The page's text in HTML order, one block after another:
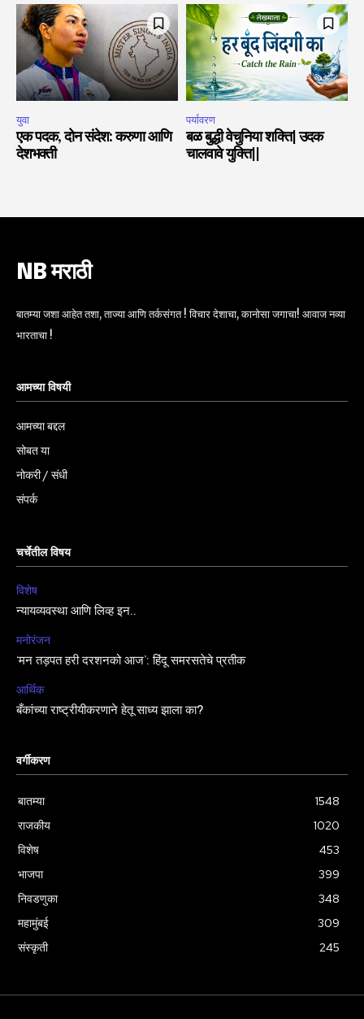
युवा
एक पदक, दोन संदेश: करुणा आणि
देशभक्ती
पर्यावरण
बळ बुद्धी वेचुनिया शक्ति| उदक
चालवावे युक्ति||
NB मराठी
बातम्या जशा आहेत तशा, ताज्या आणि तर्कसंगत ! विचार देशाचा, कानोसा जगाचा! आवाज नव्या
भारताचा !
आमच्या विषयी
आमच्या बद्दल
सोबत या
नोकरी / संधी
संपर्क
चर्चेतील विषय
विशेष
न्यायव्यवस्था आणि लिव्ह इन..
मनोरंजन
‘मन तड़पत हरी दरशनको आज’: हिंदू समरसतेचे प्रतीक
आर्थिक
बँकांच्या राष्ट्रीयीकरणाने हेतू साध्य झाला का?
वर्गीकरण
बातम्या
1548
राजकीय
1020
विशेष
453
भाजपा
399
निवडणुका
348
महामुंबई
309
संस्कृती
245